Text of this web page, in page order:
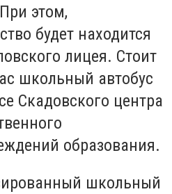
этом,
будет находится
лицея. Стоит
школьный автобус
Скадовского центра
образования.
школьный